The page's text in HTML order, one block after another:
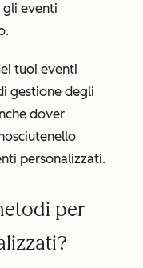
eventi
tuoi eventi
gestione degli
dover
nello
personalizzati.
per